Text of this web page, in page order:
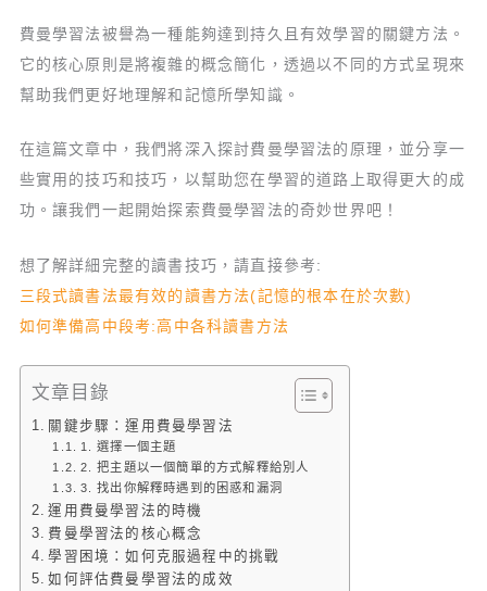
費曼學習法被譽為一種能夠達到持久且有效學習的關鍵方法。
它的核心原則是將複雜的概念簡化，透過以不同的方式呈現來
幫助我們更好地理解和記憶所學知識。
在這篇文章中，我們將深入探討費曼學習法的原理，並分享一
些實用的技巧和技巧，以幫助您在學習的道路上取得更大的成
功。讓我們一起開始探索費曼學習法的奇妙世界吧！
想了解詳細完整的讀書技巧，請直接參考:
三段式讀書法最有效的讀書方法(記憶的根本在於次數)
如何準備高中段考:高中各科讀書方法
文章目錄
關鍵步驟：運用費曼學習法
1. 選擇一個主題
2. 把主題以一個簡單的方式解釋給別人
3. 找出你解釋時遇到的困惑和漏洞
運用費曼學習法的時機
費曼學習法的核心概念
學習困境：如何克服過程中的挑戰
如何評估費曼學習法的成效